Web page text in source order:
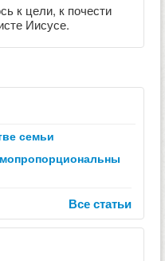
к цели, к почести
Иисусе.
семьи
Все статьи